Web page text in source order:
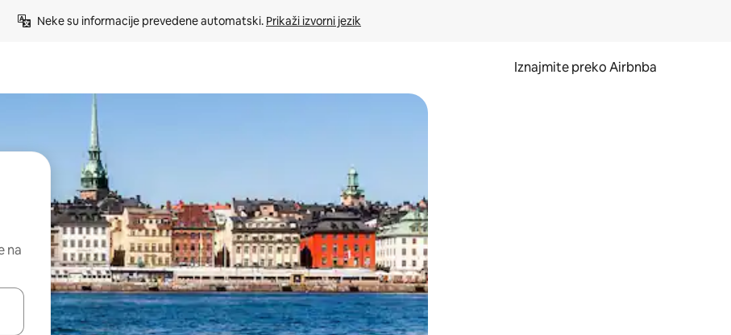
Neke su informacije prevedene automatski. Prikaži izvorni jezik
Iznajmite preko Airbnba
na
koristeći se strelicama prema gore i prema dolje, kao i dodirom ili prelaskom prstom po zaslonu.